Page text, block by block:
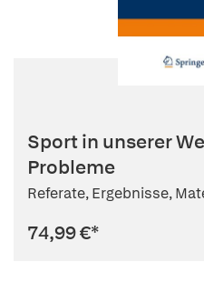
Sport in unserer
Probleme
Referate, Ergebnisse,
74,99 €*